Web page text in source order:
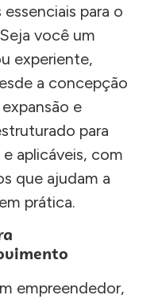
para o
você um
experiente,
a concepção
e
para
aplicáveis, com
que ajudam a
prática.
empreendedor,